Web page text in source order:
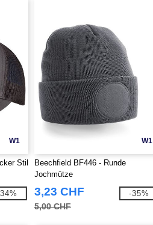
W1
Stil
W1
Beechfield BF446 - Runde
Jochmütze
3,23 CHF
5,00 CHF
-35%